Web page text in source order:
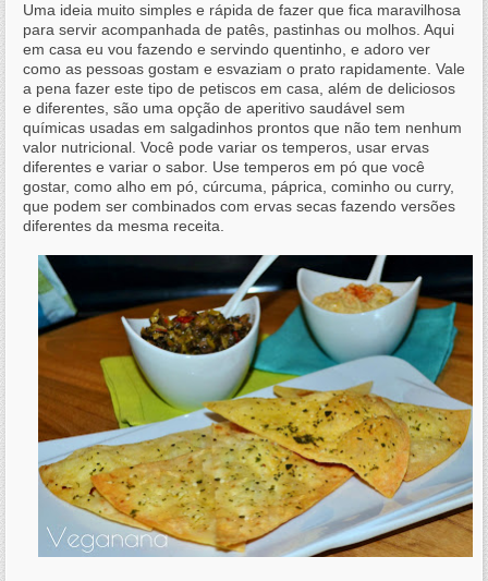
Uma ideia muito simples e rápida de fazer que fica maravilhosa
para servir acompanhada de patês, pastinhas ou molhos. Aqui
em casa eu vou fazendo e servindo quentinho, e adoro ver
como as pessoas gostam e esvaziam o prato rapidamente. Vale
a pena fazer este tipo de petiscos em casa, além de deliciosos
e diferentes, são uma opção de aperitivo saudável sem
químicas usadas em salgadinhos prontos que não tem nenhum
valor nutricional. Você pode variar os temperos, usar ervas
diferentes e variar o sabor. Use temperos em pó que você
gostar, como alho em pó, cúrcuma, páprica, cominho ou curry,
que podem ser combinados com ervas secas fazendo versões
diferentes da mesma receita.